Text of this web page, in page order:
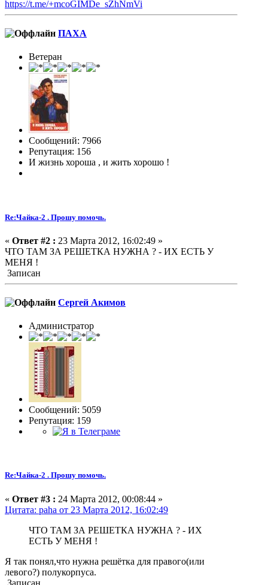
https://t.me/+mcoGIMDe_sZhNmVi
ПАХА
Ветеран
Сообщений: 7966
Репутация: 156
И жизнь хороша , и жить хорошо !
Re:Чайка-2 . Прошу помочь.
« Ответ #2 : 23 Марта 2012, 16:02:49 »
ЧТО ТАМ ЗА РЕШЕТКА НУЖНА ? - ИХ ЕСТЬ У
МЕНЯ !
Записан
Сергей Акимов
Администратор
Сообщений: 5059
Репутация: 159
Re:Чайка-2 . Прошу помочь.
« Ответ #3 : 24 Марта 2012, 00:08:44 »
Цитата: paha от 23 Марта 2012, 16:02:49
ЧТО ТАМ ЗА РЕШЕТКА НУЖНА ? - ИХ
ЕСТЬ У МЕНЯ !
Я так понял,что нужна решётка для правого(или
левого?) полукорпуса.
Записан